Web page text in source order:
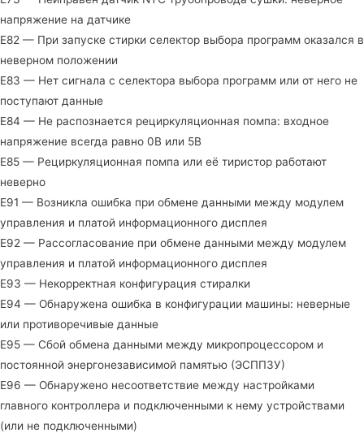
напряжение на датчике
E82 — При запуске стирки селектор выбора программ оказался в
неверном положении
E83 — Нет сигнала с селектора выбора программ или от него не
поступают данные
E84 — Не распознается рециркуляционная помпа: входное
напряжение всегда равно 0В или 5В
E85 — Рециркуляционная помпа или её тиристор работают
неверно
E91 — Возникла ошибка при обмене данными между модулем
управления и платой информационного дисплея
E92 — Рассогласование при обмене данными между модулем
управления и платой информационного дисплея
E93 — Некорректная конфигурация стиралки
E94 — Обнаружена ошибка в конфигурации машины: неверные
или противоречивые данные
E95 — Сбой обмена данными между микропроцессором и
постоянной энергонезависимой памятью (ЭСППЗУ)
E96 — Обнаружено несоответствие между настройками
главного контроллера и подключенными к нему устройствами
(или не подключенными)